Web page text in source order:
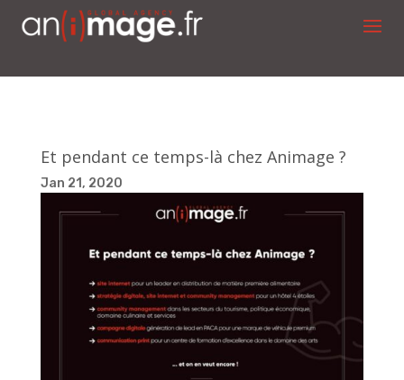
Et pendant ce temps-là chez Animage ?
Jan 21, 2020